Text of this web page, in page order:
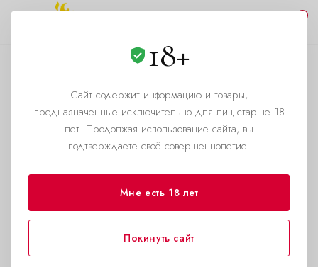
18+
Сайт содержит информацию и товары,
предназначенные исключительно для лиц старше 18
лет. Продолжая использование сайта, вы
подтверждаете своё совершеннолетие.
Мне есть 18 лет
Покинуть сайт
Почта России,
доставка до
отделения
Главная страница — Новости